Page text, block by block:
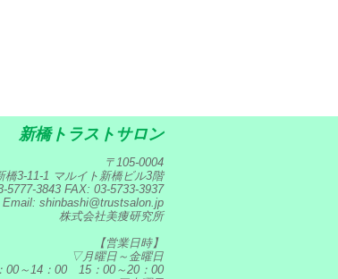
新橋トラストサロン
〒105-0004
橋3-11-1 マルイト新橋ビル3階
5777-3843 FAX: 03-5733-3937
Email: shinbashi@trustsalon.jp
株式会社美痩研究所
【営業日時】
▽月曜日～金曜日
00～14：00 15：00～20：00